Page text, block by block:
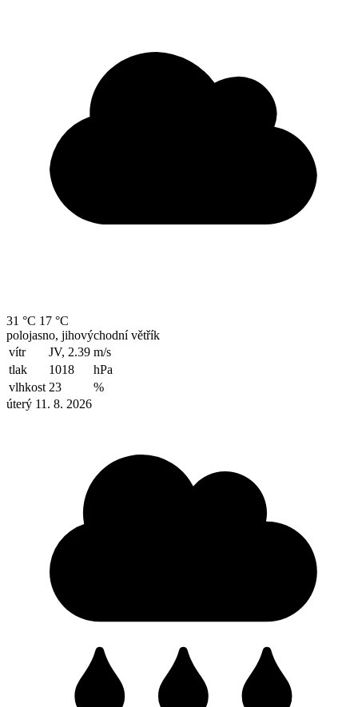
31 °C 17 °C
polojasno, jihovýchodní větřík
vítr
JV, 2.39 m/s
tlak
1018
hPa
vlhkost 23
%
úterý 11. 8. 2026